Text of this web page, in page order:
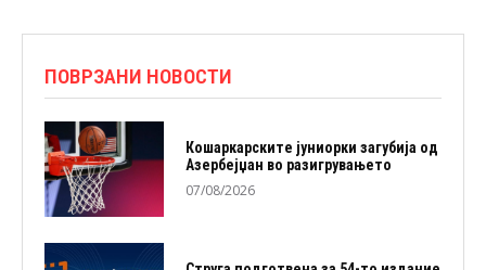
ПОВРЗАНИ НОВОСТИ
Кошаркарските јуниорки загубија од
Азербејџан во разигрувањето
07/08/2026